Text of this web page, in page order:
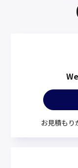
お見積も